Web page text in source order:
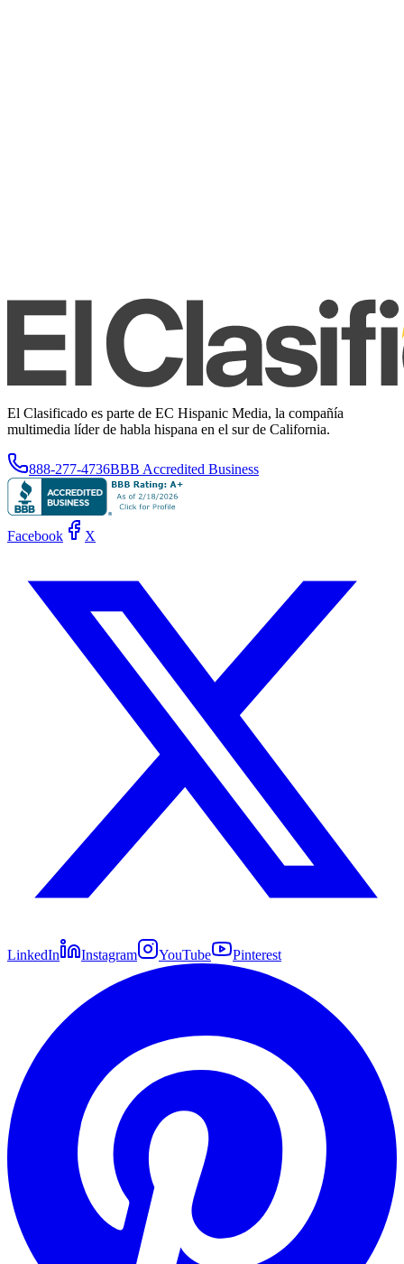
El Clasificado es parte de EC Hispanic Media, la compañía
multimedia líder de habla hispana en el sur de California.
888-277-4736BBB Accredited Business
Facebook X
LinkedIn Instagram YouTube Pinterest